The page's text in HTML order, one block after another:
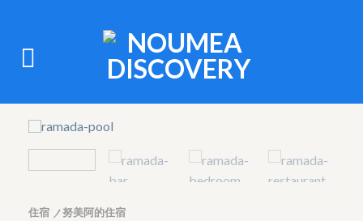
住宿 / 努美阿的住宿